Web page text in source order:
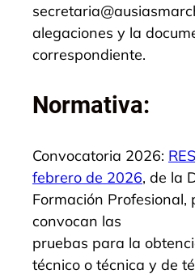
alegaciones y la
correspondiente.
Normativa:
Convocatoria 2026:
febrero de 2026, de la
Formación Profesional,
convocan las
pruebas para la
técnico o técnica y de